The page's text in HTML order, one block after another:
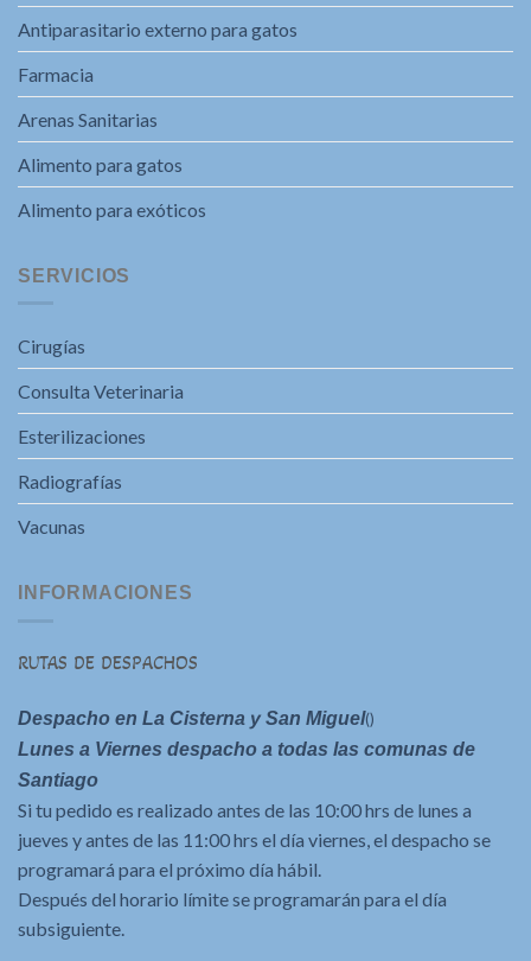
Antiparasitario externo para gatos
Farmacia
Arenas Sanitarias
Alimento para gatos
Alimento para exóticos
SERVICIOS
Cirugías
Consulta Veterinaria
Esterilizaciones
Radiografías
Vacunas
INFORMACIONES
RUTAS DE DESPACHOS
Despacho en La Cisterna y San Miguel()
Lunes a Viernes despacho a todas las comunas de
Santiago
Si tu pedido es realizado antes de las 10:00 hrs de lunes a
jueves y antes de las 11:00 hrs el día viernes, el despacho se
programará para el próximo día hábil.
Después del horario límite se programarán para el día
subsiguiente.